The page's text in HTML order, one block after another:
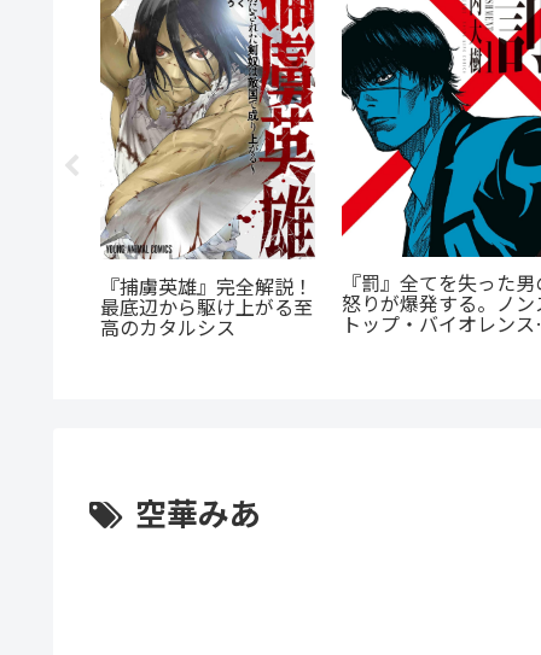
『捕虜英雄』完全解説！
最底辺から駆け上がる至
高のカタルシス
『罰』全てを失った
怒りが爆発する。ノン
トップ・バイオレンス
空華みあ